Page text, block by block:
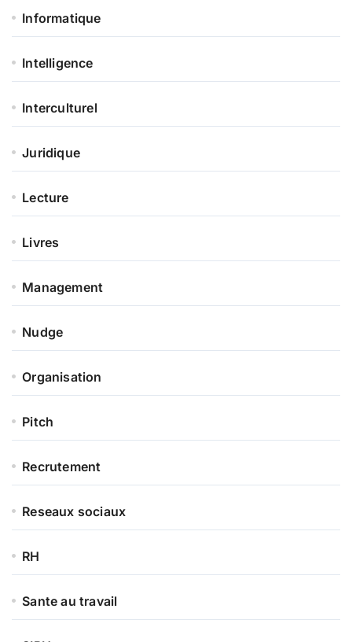
Informatique
Intelligence
Interculturel
Juridique
Lecture
Livres
Management
Nudge
Organisation
Pitch
Recrutement
Reseaux sociaux
RH
Sante au travail